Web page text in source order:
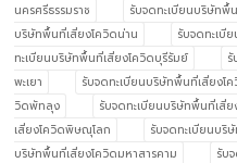
นครศรีธรรมราช
รับจดทะเบียนบริษัทพื้
บริษัทพื้นที่เสี่ยงโควิดน่าน
รับจดทะเบี
ทะเบียนบริษัทพื้นที่เสี่ยงโควิดบุรีรัมย์
พะเยา
รับจดทะเบียนบริษัทพื้นที่เสี่ยงโ
วิดพัทลุง
รับจดทะเบียนบริษัทพื้นที่เสี่
เสี่ยงโควิดพิษณุโลก
รับจดทะเบียนบริ
บริษัทพื้นที่เสี่ยงโควิดมหาสารคาม
รับ